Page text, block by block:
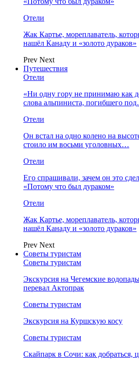
Отели
Жак Картье, мореплаватель,
нашёл Канаду и «золото дураков»
Prev Next
Путешествия
Отели
«Ни одну гору не принимаю как
слова альпиниста, погибшего
Отели
Он встал на одно колено на
стоило им восьми уголовных…
Отели
Его спрашивали, зачем он это
«Потому что был дураком»
Отели
Жак Картье, мореплаватель,
нашёл Канаду и «золото дураков»
Prev Next
Советы туристам
Советы туристам
Экскурсия на Чегемские
перевал Актопрак
Советы туристам
Экскурсия на Куршскую косу
Советы туристам
Скайпарк в Сочи: как добраться,